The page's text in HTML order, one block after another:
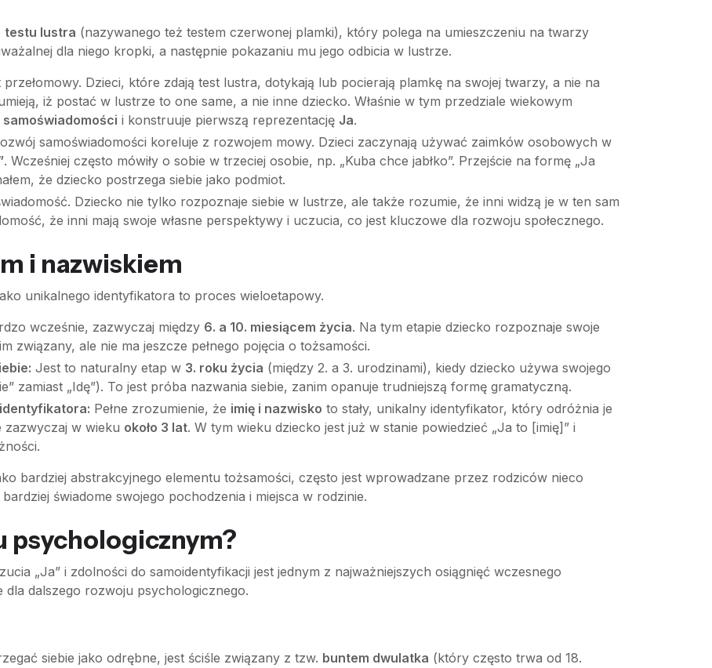
testu lustra (nazywanego też testem czerwonej plamki), który polega na umieszczeniu na twarzy
dla niego kropki, a następnie pokazaniu mu jego odbicia w lustrze.
przełomowy. Dzieci, które zdają test lustra, dotykają lub pocierają plamkę na swojej twarzy, a nie na
iż postać w lustrze to one same, a nie inne dziecko. Właśnie w tym przedziale wiekowym
samoświadomości i konstruuje pierwszą reprezentację Ja.
samoświadomości koreluje z rozwojem mowy. Dzieci zaczynają używać zaimków osobowych w
. Wcześniej często mówiły o sobie w trzeciej osobie, np. „Kuba chce jabłko”. Przejście na formę „Ja
że dziecko postrzega siebie jako podmiot.
Dziecko nie tylko rozpoznaje siebie w lustrze, ale także rozumie, że inni widzą je w ten sam
że inni mają swoje własne perspektywy i uczucia, co jest kluczowe dla rozwoju społecznego.
i nazwiskiem
unikalnego identyfikatora to proces wieloetapowy.
wcześnie, zazwyczaj między 6. a 10. miesiącem życia. Na tym etapie dziecko rozpoznaje swoje
związany, ale nie ma jeszcze pełnego pojęcia o tożsamości.
Jest to naturalny etap w 3. roku życia (między 2. a 3. urodzinami), kiedy dziecko używa swojego
zamiast „Idę”). To jest próba nazwania siebie, zanim opanuje trudniejszą formę gramatyczną.
Pełne zrozumienie, że imię i nazwisko to stały, unikalny identyfikator, który odróżnia je
zazwyczaj w wieku około 3 lat. W tym wieku dziecko jest już w stanie powiedzieć „Ja to [imię]” i
bardziej abstrakcyjnego elementu tożsamości, często jest wprowadzane przez rodziców nieco
świadome swojego pochodzenia i miejsca w rodzinie.
psychologicznym?
„Ja” i zdolności do samoidentyfikacji jest jednym z najważniejszych osiągnięć wczesnego
dla dalszego rozwoju psychologicznego.
siebie jako odrębne, jest ściśle związany z tzw. buntem dwulatka (który często trwa od 18.